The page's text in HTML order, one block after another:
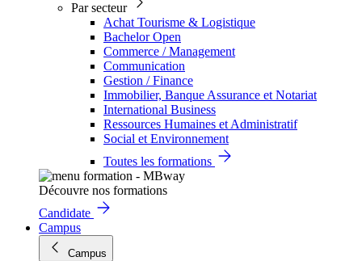
Par secteur
Achat Tourisme & Logistique
Bachelor Open
Commerce / Management
Communication
Gestion / Finance
Immobilier, Banque Assurance et Notariat
International Business
Ressources Humaines et Administratif
Social et Environnement
Toutes les formations
Découvre nos formations
Candidate
Campus
Campus